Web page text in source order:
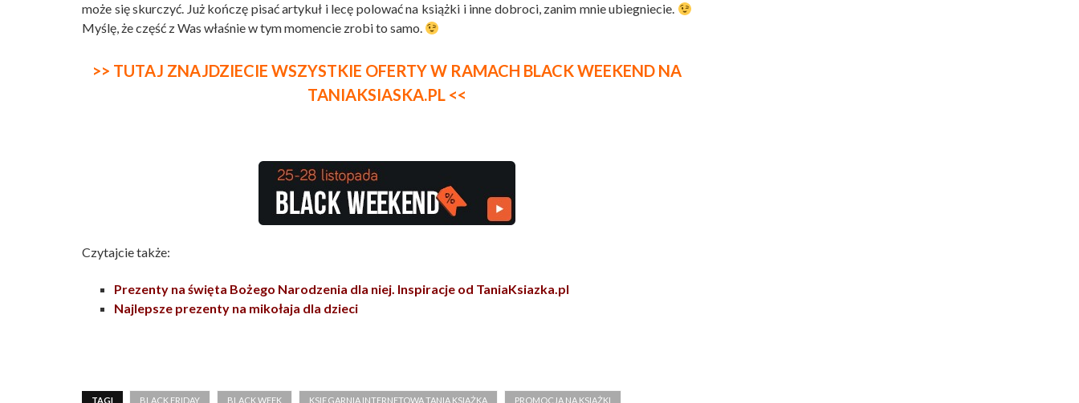
może się skurczyć. Już kończę pisać artykuł i lecę polować na książki i inne dobroci, zanim mnie ubiegniecie.
Myślę, że część z Was właśnie w tym momencie zrobi to samo.
>> TUTAJ ZNAJDZIECIE WSZYSTKIE OFERTY W RAMACH BLACK WEEKEND NA
TANIAKSIASKA.PL <<
Czytajcie także:
Prezenty na święta Bożego Narodzenia dla niej. Inspiracje od TaniaKsiazka.pl
Najlepsze prezenty na mikołaja dla dzieci
TAGI BLACK FRIDAY BLACK WEEK KSIĘGARNIA INTERNETOWA TANIA KSIĄŻKA PROMOCJA NA KSIĄŻKI